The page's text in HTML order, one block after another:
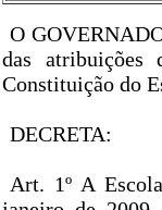
O
das
Constituição do
DECRETA:
Art. 1º A